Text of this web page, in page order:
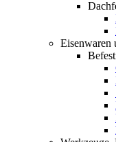
Eisenwaren